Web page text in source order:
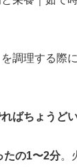
調理する際
ばちょうど
たの1〜2分。